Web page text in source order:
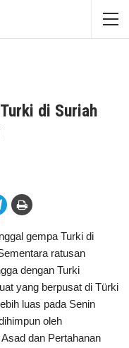
di Suriah
gempa Turki di
ratusan
dengan Turki
yang berpusat di Türki
luas pada Senin
oleh
dan Pertahanan